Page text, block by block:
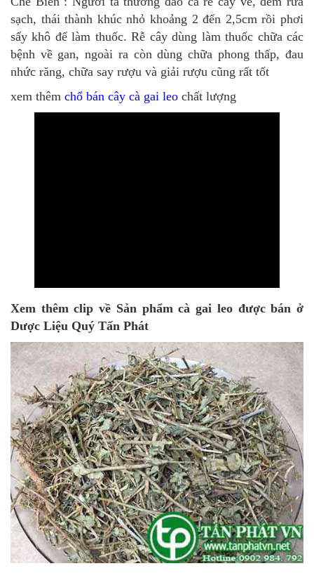
sạch, thái thành khúc nhỏ khoảng 2 đến 2,5cm rồi phơi
sấy khô để làm thuốc. Rễ cây dùng làm thuốc chữa các
bệnh về gan, ngoài ra còn dùng chữa phong thấp, đau
nhức răng, chữa say rượu và giải rượu cũng rất tốt
xem thêm chổ bán cây cà gai leo chất lượng
Xem thêm clip về Sản phẩm cà gai leo được bán ở
Dược Liệu Quý Tấn Phát